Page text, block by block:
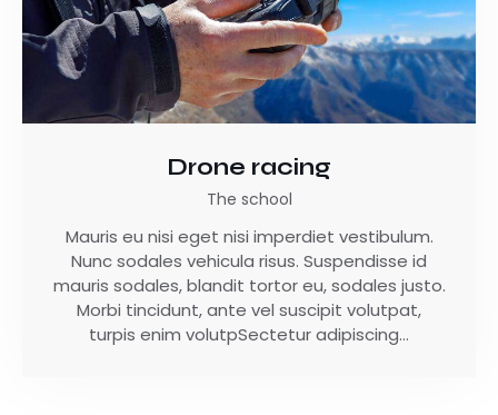
Drone racing
The school
Mauris eu nisi eget nisi imperdiet vestibulum.
Nunc sodales vehicula risus. Suspendisse id
mauris sodales, blandit tortor eu, sodales justo.
Morbi tincidunt, ante vel suscipit volutpat,
turpis enim volutpSectetur adipiscing…